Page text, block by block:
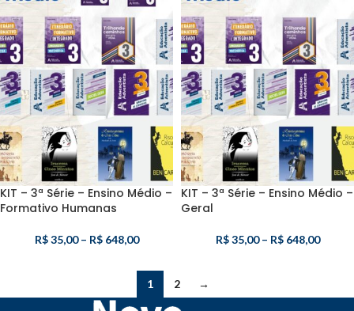
KIT – 3ª Série – Ensino Médio –
Formativo Humanas
R$35,00 – R$648,00
KIT – 3ª Série – Ensino Médio –
Geral
R$35,00 – R$648,00
1 2 →